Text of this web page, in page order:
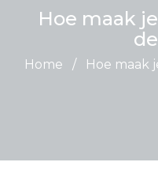
Hoe maak
Home / Hoe maak